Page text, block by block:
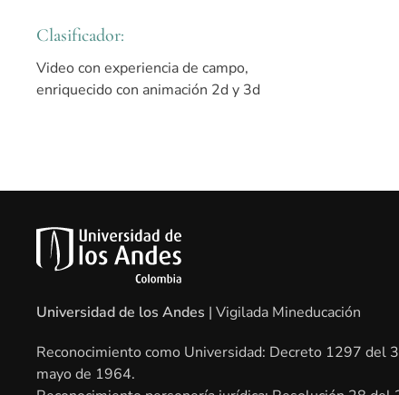
Clasificador:
Video con experiencia de campo,
enriquecido con animación 2d y 3d
Universidad de los Andes | Vigilada Mineducación
Reconocimiento como Universidad: Decreto 1297 del
mayo de 1964.